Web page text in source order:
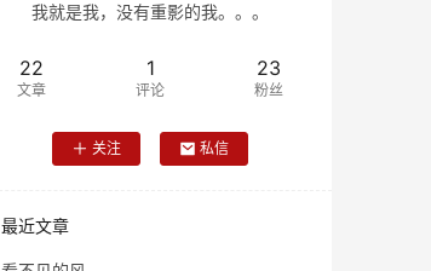
我就是我，没有重影的我。。。
22
文章
1
评论
23
粉丝
关注 私信
最近文章